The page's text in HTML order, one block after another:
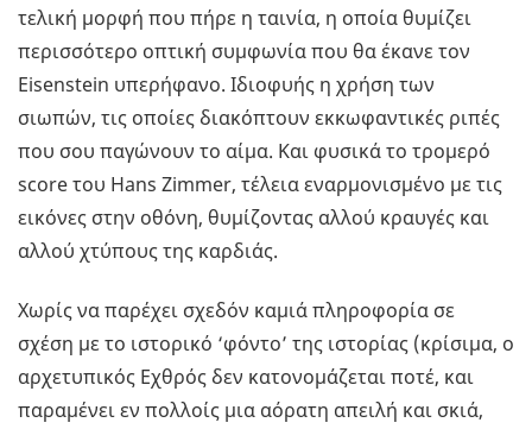
τελική μορφή που πήρε η ταινία, η οποία θυμίζει
περισσότερο οπτική συμφωνία που θα έκανε τον
Eisenstein υπερήφανο. Ιδιοφυής η χρήση των
σιωπών, τις οποίες διακόπτουν εκκωφαντικές ριπές
που σου παγώνουν το αίμα. Και φυσικά το τρομερό
score του Hans Zimmer, τέλεια εναρμονισμένο με τις
εικόνες στην οθόνη, θυμίζοντας αλλού κραυγές και
αλλού χτύπους της καρδιάς.
Χωρίς να παρέχει σχεδόν καμιά πληροφορία σε
σχέση με το ιστορικό ‘φόντο’ της ιστορίας (κρίσιμα, ο
αρχετυπικός Εχθρός δεν κατονομάζεται ποτέ, και
παραμένει εν πολλοίς μια αόρατη απειλή και σκιά,